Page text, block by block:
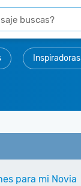
Inspiradoras
para mi Novia